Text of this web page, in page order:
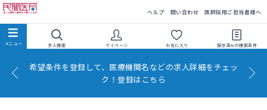
ヘルプ 問い合わせ 医師採用ご担当者様へ
求人検索 マイページ お気に入り 保存済みの検索条件
希望条件を登録して、医療機関名などの求人詳細をチェッ
ク！登録はこちら